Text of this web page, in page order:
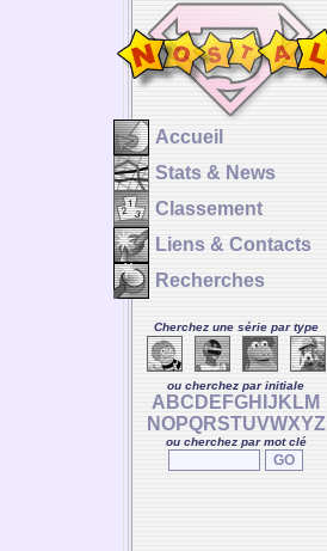
Accueil
Stats & News
Classement
Liens & Contacts
Recherches
Cherchez une série par type
ou cherchez par initiale
A BC D E FGH J K LM
NOPQRSTUVWXYZ
ou cherchez par mot clé